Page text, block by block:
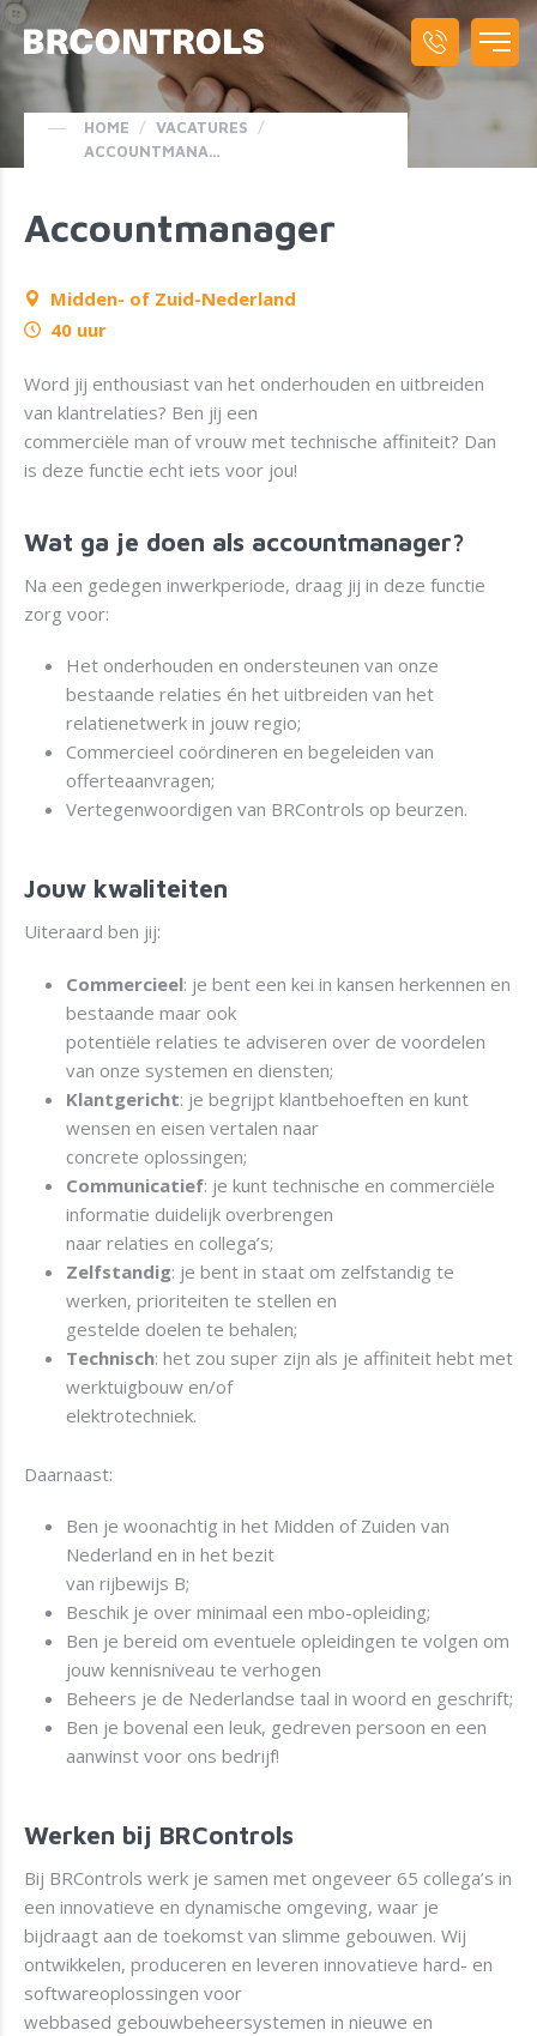
HOME / VACATURES /
ACCOUNTMANAGERS REGIO MIDDEN- OF ZUID-NEDERLAND
Accountmanager
Midden- of Zuid-Nederland
40 uur
Word jij enthousiast van het onderhouden en uitbreiden
van klantrelaties? Ben jij een
commerciële man of vrouw met technische affiniteit? Dan
is deze functie echt iets voor jou!
Wat ga je doen als accountmanager?
Na een gedegen inwerkperiode, draag jij in deze functie
zorg voor:
Het onderhouden en ondersteunen van onze
bestaande relaties én het uitbreiden van het
relatienetwerk in jouw regio;
Commercieel coördineren en begeleiden van
offerteaanvragen;
Vertegenwoordigen van BRControls op beurzen.
Jouw kwaliteiten
Uiteraard ben jij:
Commercieel: je bent een kei in kansen herkennen en
bestaande maar ook
potentiële relaties te adviseren over de voordelen
van onze systemen en diensten;
Klantgericht: je begrijpt klantbehoeften en kunt
wensen en eisen vertalen naar
concrete oplossingen;
Communicatief: je kunt technische en commerciële
informatie duidelijk overbrengen
naar relaties en collega’s;
Zelfstandig: je bent in staat om zelfstandig te
werken, prioriteiten te stellen en
gestelde doelen te behalen;
Technisch: het zou super zijn als je affiniteit hebt met
werktuigbouw en/of
elektrotechniek.
Daarnaast:
Ben je woonachtig in het Midden of Zuiden van
Nederland en in het bezit
van rijbewijs B;
Beschik je over minimaal een mbo-opleiding;
Ben je bereid om eventuele opleidingen te volgen om
jouw kennisniveau te verhogen
Beheers je de Nederlandse taal in woord en geschrift;
Ben je bovenal een leuk, gedreven persoon en een
aanwinst voor ons bedrijf!
Werken bij BRControls
Bij BRControls werk je samen met ongeveer 65 collega’s in
een innovatieve en dynamische omgeving, waar je
bijdraagt aan de toekomst van slimme gebouwen. Wij
ontwikkelen, produceren en leveren innovatieve hard- en
softwareoplossingen voor
webbased gebouwbeheersystemen in nieuwe en